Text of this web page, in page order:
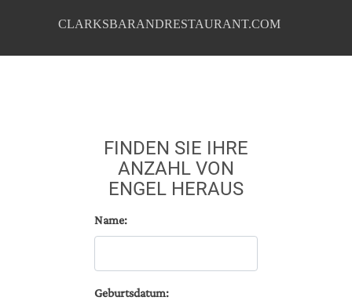
CLARKSBARANDRESTAURANT.COM
FINDEN SIE IHRE
ANZAHL VON
ENGEL HERAUS
Name:
Geburtsdatum: